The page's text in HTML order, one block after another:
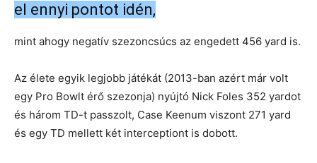
el ennyi pontot idén,
mint ahogy negatív szezoncsúcs az engedett 456 yard is.
Az élete egyik legjobb játékát (2013-ban azért már volt
egy Pro Bowlt érő szezonja) nyújtó Nick Foles 352 yardot
és három TD-t passzolt, Case Keenum viszont 271 yard
és egy TD mellett két interceptiont is dobott.